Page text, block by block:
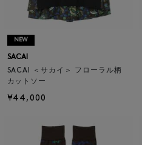
NEW
SACAI
SACAI ＜サカイ＞ フローラル柄
カットソー
¥44,000